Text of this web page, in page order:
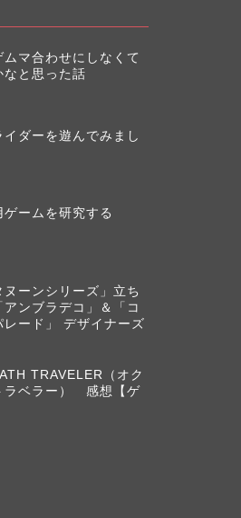
ムマ合わせにしなくて
なと思った話
イダーを遊んでみまし
ゲームを研究する
ヌーンシリーズ」立ち
アンブラデコ」＆「コ
レード」 デザイナーズ
TRAVELER（オク
ラベラー） 感想【ゲ